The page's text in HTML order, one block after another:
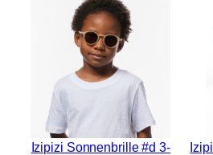
Izipizi Sonnenbrille #d 3-